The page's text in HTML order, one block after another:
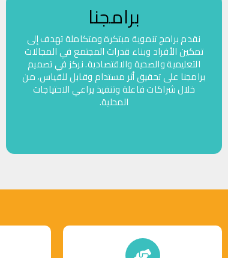
برامجنا
نقدم برامج تنموية مبتكرة ومتكاملة تهدف إلى
تمكين الأفراد وبناء قدرات المجتمع في المجالات
التعليمية والصحية والاقتصادية. نركز في تصميم
برامجنا على تحقيق أثر مستدام وقابل للقياس، من
خلال شراكات فاعلة وتنفيذ يراعي الاحتياجات
المحلية.